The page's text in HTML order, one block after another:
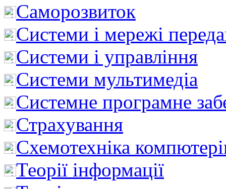
Саморозвиток
Системи і мережі
Системи і управління
Системи мультимедіа
Системне програмне
Страхування
Схемотехніка
Теорії інформації